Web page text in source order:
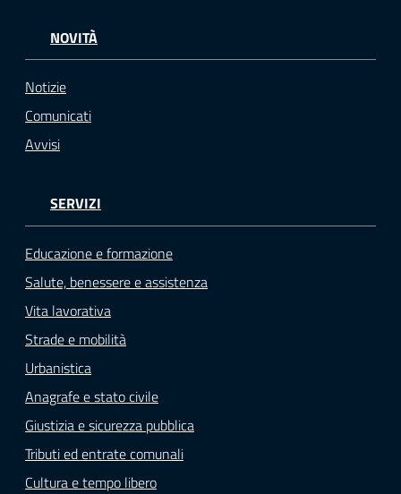
Seguici
su
NOVITÀ
Notizie
Comunicati
Avvisi
SERVIZI
Educazione e formazione
Salute, benessere e assistenza
Vita lavorativa
Strade e mobilità
Urbanistica
Anagrafe e stato civile
Giustizia e sicurezza pubblica
Tributi ed entrate comunali
Cultura e tempo libero